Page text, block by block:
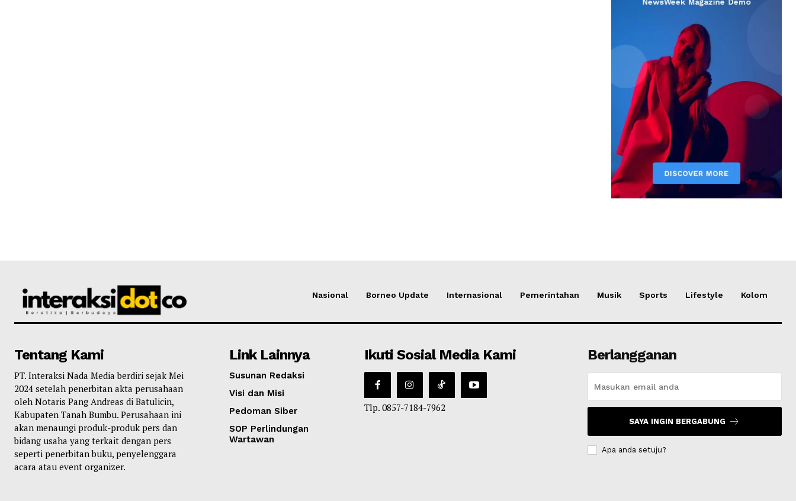
Nasional Borneo Update Internasional Pemerintahan Musik Sports Lifestyle Kolom
Tentang Kami
PT. Interaksi Nada Media berdiri sejak Mei
2024 setelah penerbitan akta perusahaan
oleh Notaris Pang Andreas di Batulicin,
Kabupaten Tanah Bumbu. Perusahaan ini
akan menaungi produk-produk pers dan
bidang usaha yang terkait dengan pers
seperti penerbitan buku, penyelenggara
acara atau event organizer.
Link Lainnya
Susunan Redaksi
Visi dan Misi
Pedoman Siber
SOP Perlindungan
Wartawan
Ikuti Sosial Media Kami
Tlp. 0857-7184-7962
Berlangganan
SAYA INGIN BERGABUNG
Apa anda setuju?